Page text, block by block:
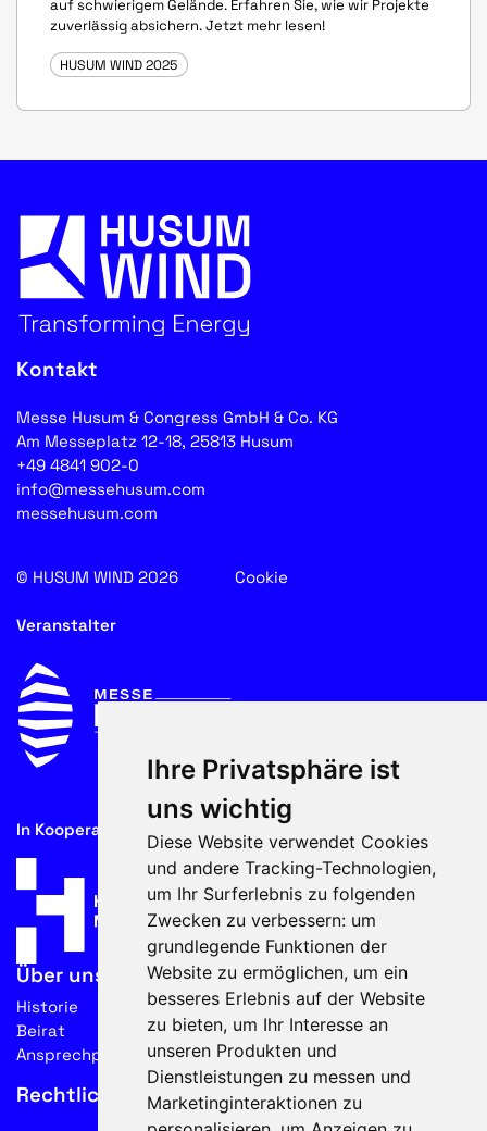
Ihre Privatsphäre ist
uns wichtig
Diese Website verwendet Cookies
und andere Tracking-Technologien,
um Ihr Surferlebnis zu folgenden
Zwecken zu verbessern: um
grundlegende Funktionen der
Website zu ermöglichen, um ein
besseres Erlebnis auf der Website
zu bieten, um Ihr Interesse an
unseren Produkten und
Dienstleistungen zu messen und
Marketinginteraktionen zu
auf schwierigem Gelände. Erfahren Sie, wie wir Projekte
zuverlässig absichern. Jetzt mehr lesen!
HUSUM WIND 2025
Kontakt
Messe Husum & Congress GmbH & Co. KG
Am Messeplatz 12-18, 25813 Husum
+49 4841 902-0
info@messehusum.com
messehusum.com
© HUSUM WIND 2026 Cookie
Veranstalter
In Kooperation mit
Über uns
Historie
Beirat
Ansprechpartner
Rechtliches